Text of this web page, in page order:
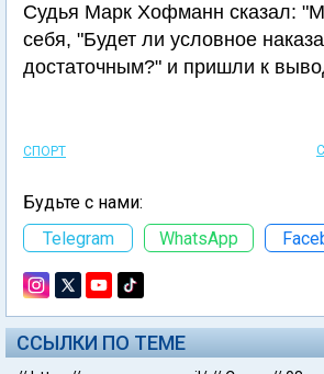
Судья Марк Хофманн сказал:
себя, "Будет ли условное
достаточным?" и пришли к
СПОРТ
Будьте с нами:
Telegram
WhatsApp
ССЫЛКИ ПО ТЕМЕ